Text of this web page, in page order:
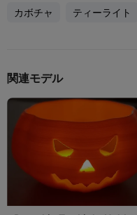
カボチャ ティーライト
関連モデル